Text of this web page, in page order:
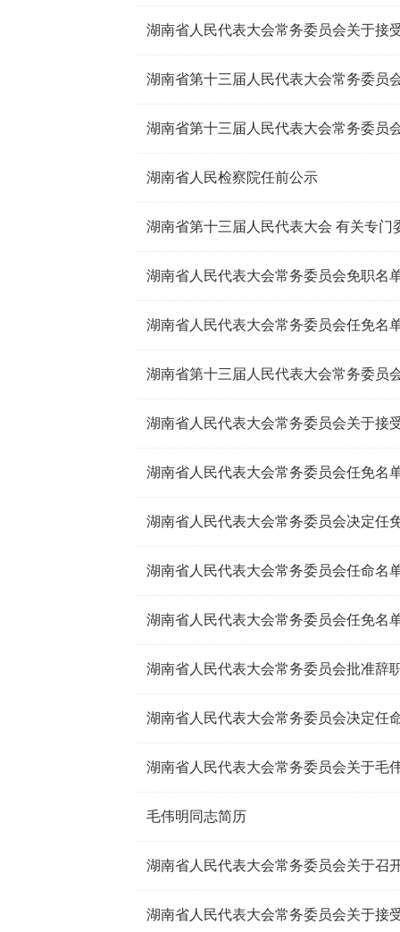
湖南省第十三届人民代表大会常务委员
湖南省第十三届人民代表大会常务委员
湖南省人民检察院任前公示
湖南省第十三届人民代表大会 有关专门
湖南省人民代表大会常务委员会免职名
湖南省人民代表大会常务委员会任免名
湖南省第十三届人民代表大会常务委员
湖南省人民代表大会常务委员会任免名
湖南省人民代表大会常务委员会决定任
湖南省人民代表大会常务委员会任命名
湖南省人民代表大会常务委员会任免名
湖南省人民代表大会常务委员会批准辞
湖南省人民代表大会常务委员会决定任
毛伟明同志简历